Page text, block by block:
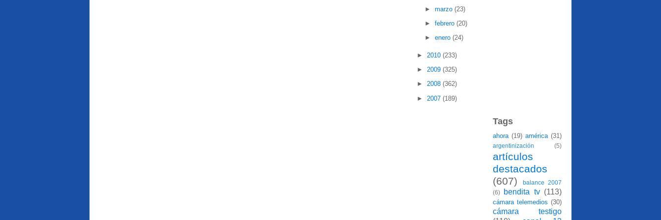
► marzo (23)
► febrero (20)
► enero (24)
► 2010 (233)
► 2009 (325)
► 2008 (362)
► 2007 (189)
Tags
ahora (19) américa (31)
argentinización (5)
artículos
destacados
(607)
balance 2007
(6)
bendita tv (113)
cámara telemedios (30)
cámara testigo